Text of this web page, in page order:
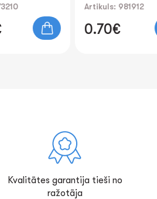
Artikuls: 981912
0.70€
Kvalitātes garantija tieši no
ražotāja